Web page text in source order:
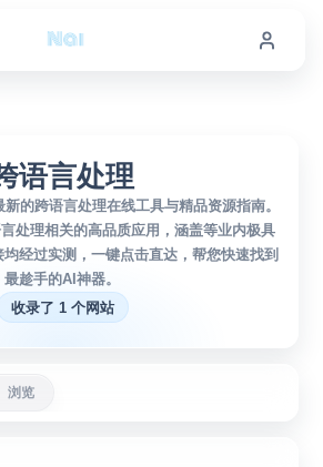
语言处理
的跨语言处理在线工具与精品资源指南。
处理相关的高品质应用，涵盖等业内极具
经过实测，一键点击直达，帮您快速找到
最趁手的AI神器。
收录了 1 个网站
浏览